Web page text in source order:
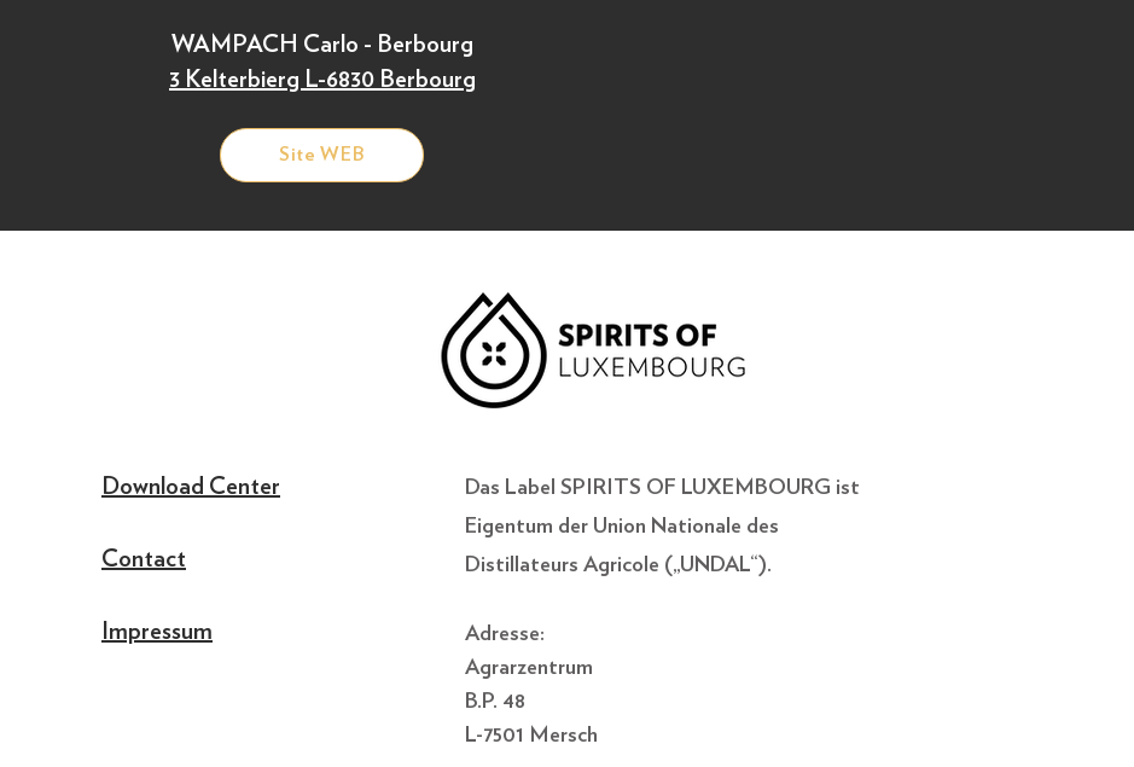
WAMPACH Carlo - Berbourg
3 Kelterbierg L-6830 Berbourg
Site WEB
Download Center
Contact
Impressum
Das Label SPIRITS OF LUXEMBOURG ist
Eigentum der Union Nationale des
Distillateurs Agricole („UNDAL“).
Adresse:
Agrarzentrum
B.P. 48
L-7501 Mersch